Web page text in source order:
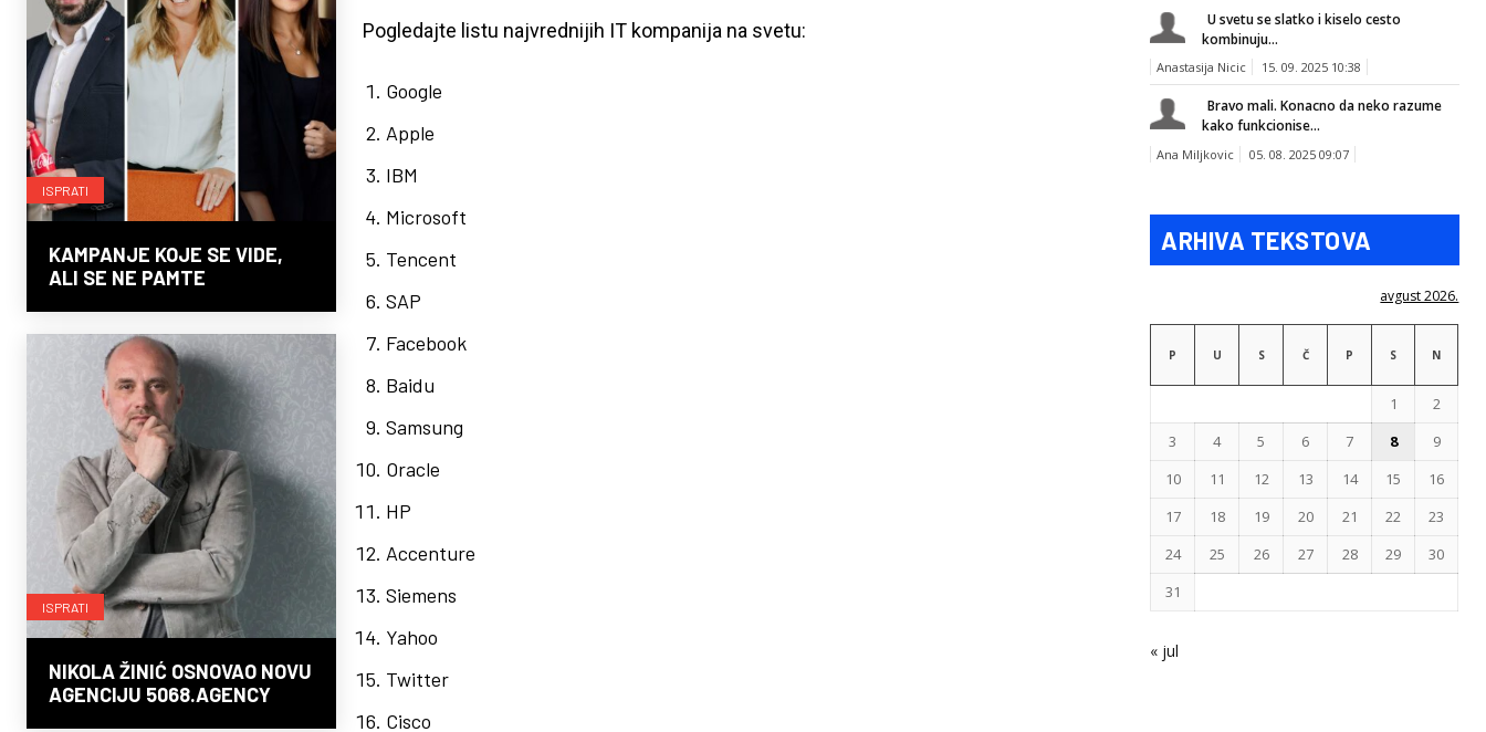
ISPRATI
KAMPANJE KOJE SE VIDE,
ALI SE NE PAMTE
ISPRATI
NIKOLA ŽINIĆ OSNOVAO NOVU
AGENCIJU 5068.AGENCY
Pogledajte listu najvrednijih IT kompanija na svetu:
Google
Apple
IBM
Microsoft
Tencent
SAP
Facebook
Baidu
Samsung
Oracle
HP
Accenture
Siemens
Yahoo
Twitter
Cisco
U svetu se slatko i kiselo cesto
kombinuju...
Anastasija Nicic 15. 09. 2025 10:38
Bravo mali. Konacno da neko razume
kako funkcionise...
Ana Miljkovic 05. 08. 2025 09:07
ARHIVA TEKSTOVA
avgust 2026.
P U S Č P S N
1
2
3
4 5 6 7 8
9
10
11 12 13 14 15
16
17
18 19 20 21 22
23
24
25 26 27 28 29
30
31
« jul